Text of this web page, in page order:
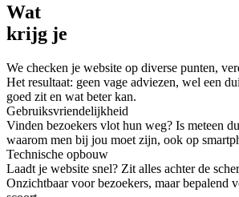
Wat
krijg je
We checken je website op diverse punten,
Het resultaat: geen vage adviezen, wel een
goed zit en wat beter kan.
Gebruiksvriendelijkheid
Vinden bezoekers vlot hun weg? Is meteen
waarom men bij jou moet zijn, ook op
Technische opbouw
Laadt je website snel? Zit alles achter de
Onzichtbaar voor bezoekers, maar bepalend